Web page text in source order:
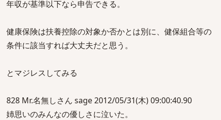
年収が基準以下なら申告できる。
健康保険は扶養控除の対象か否かとは別に、健保組合等の
条件に該当すれば大丈夫だと思う。
とマジレスしてみる
828 Mr.名無しさん sage 2012/05/31(木) 09:00:40.90
姉思いのみんなの優しさに泣いた。